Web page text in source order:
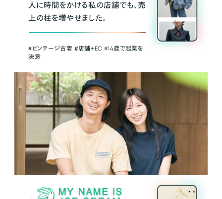
人に時間をかける私の店舗でも、売
上の柱を増やせました。
#ビンテージ古着 ＃店舗＋EC #14歳で起業を
決意